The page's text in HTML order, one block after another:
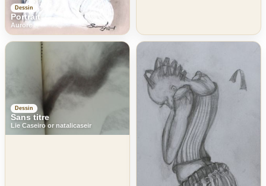
Dessin
Portrait
Aurore
Dessin
Sans titre
Lie Caseiro or natalicaseir